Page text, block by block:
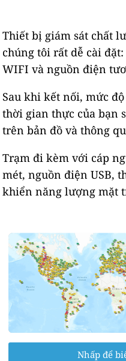
Thiết bị giám sát chất
chúng tôi rất dễ cài
WIFI và nguồn điện
Sau khi kết nối, mức
thời gian thực của bạn
trên bản đồ và thông
Trạm đi kèm với cáp
mét, nguồn điện USB,
khiển năng lượng mặt
Nhấp để